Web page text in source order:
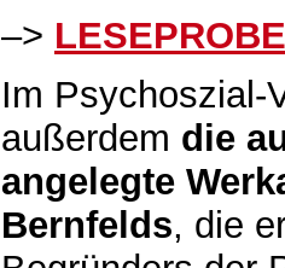
–>
Im Psychoszial-
außerdem die
angelegte
Bernfelds, die